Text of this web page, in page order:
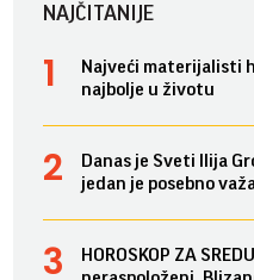
NAJČITANIJE
Najveći materijalisti
najbolje u životu
Danas je Sveti Ilija
jedan je posebno
HOROSKOP ZA